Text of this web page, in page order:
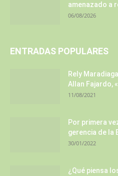
amenazado a
06/08/2026
ENTRADAS POPULARES
Rely
Allan Fajardo,
11/08/2021
Por primera
gerencia de la
30/01/2022
¿Qué piensa